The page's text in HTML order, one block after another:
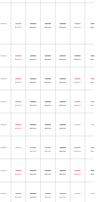
— — — — — — —
— — — — — — —
— — — — — — —
— — — — — — —
— — — — — — —
— — — — — — —
— — — — — — —
— — — — — — —